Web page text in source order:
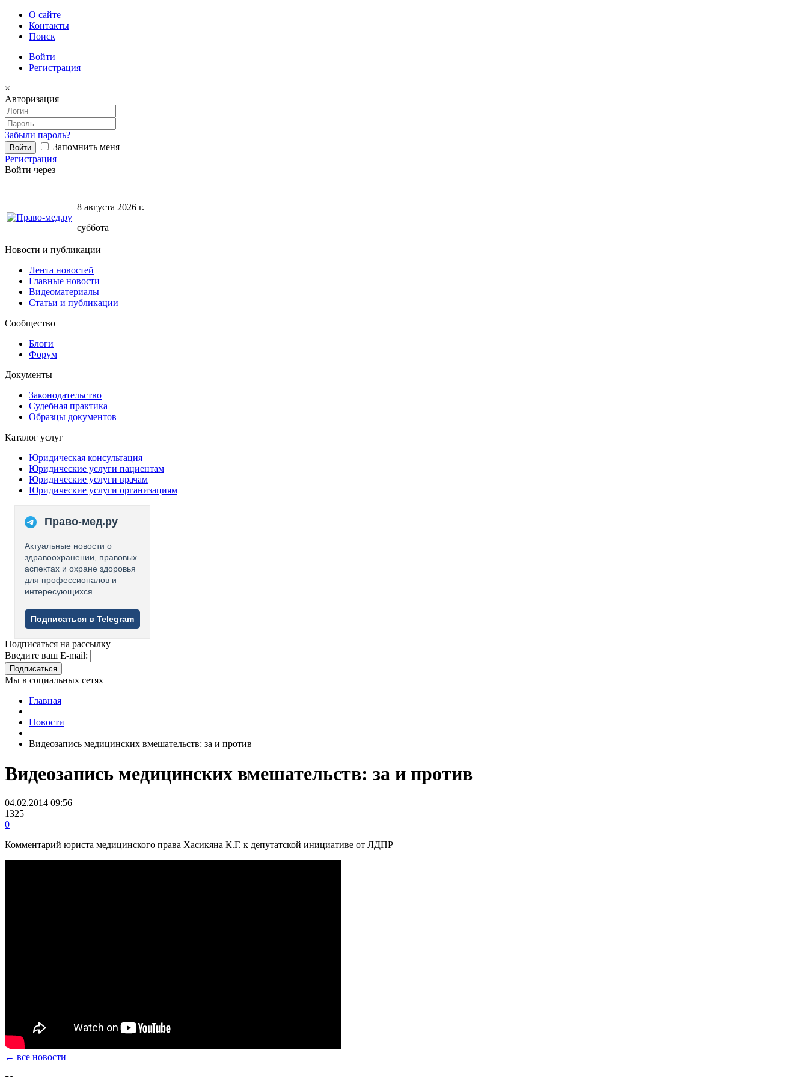
О сайте
Контакты
Поиск
Войти
Регистрация
×
Авторизация
Забыли пароль?
Запомнить меня
Регистрация
Войти через
8 августа 2026 г.
суббота
Новости и публикации
Лента новостей
Главные новости
Видеоматериалы
Статьи и публикации
Сообщество
Блоги
Форум
Документы
Законодательство
Судебная практика
Образцы документов
Каталог услуг
Юридическая консультация
Юридические услуги пациентам
Юридические услуги врачам
Юридические услуги организациям
Право-мед.ру
Актуальные новости о
здравоохранении, правовых
аспектах и охране здоровья
для профессионалов и
интересующихся
Подписаться в Telegram
Подписаться на рассылку
Введите ваш E-mail:
Подписаться
Мы в социальных сетях
Главная
Новости
Видеозапись медицинских вмешательств: за и против
Видеозапись медицинских вмешательств: за и против
04.02.2014 09:56
1325
0
Комментарий юриста медицинского права Хасикяна К.Г. к депутатской инициативе от ЛДПР
← все новости